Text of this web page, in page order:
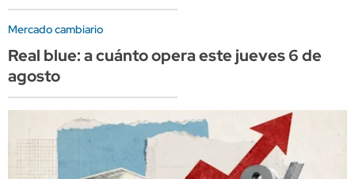
Mercado cambiario
Real blue: a cuánto opera este jueves 6 de
agosto